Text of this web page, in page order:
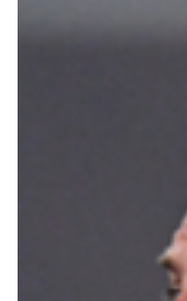
Genoa for Special